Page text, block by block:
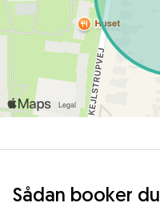
Sådan booker du